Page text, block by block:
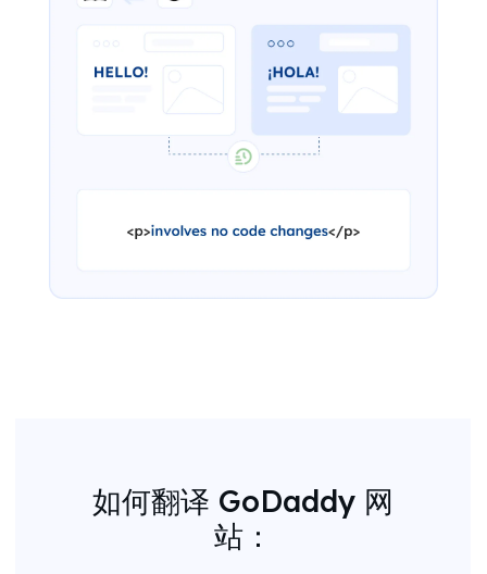
如何翻译 GoDaddy 网
站：